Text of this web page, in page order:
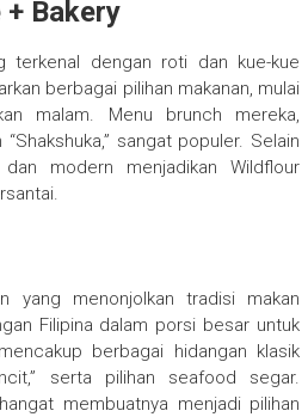
Bakery
terkenal dengan roti dan kue-kue
berbagai pilihan makanan, mulai
malam. Menu brunch mereka,
sangat populer. Selain
modern menjadikan Wildflour
yang menonjolkan tradisi makan
Filipina dalam porsi besar untuk
berbagai hidangan klasik
serta pilihan seafood segar.
membuatnya menjadi pilihan